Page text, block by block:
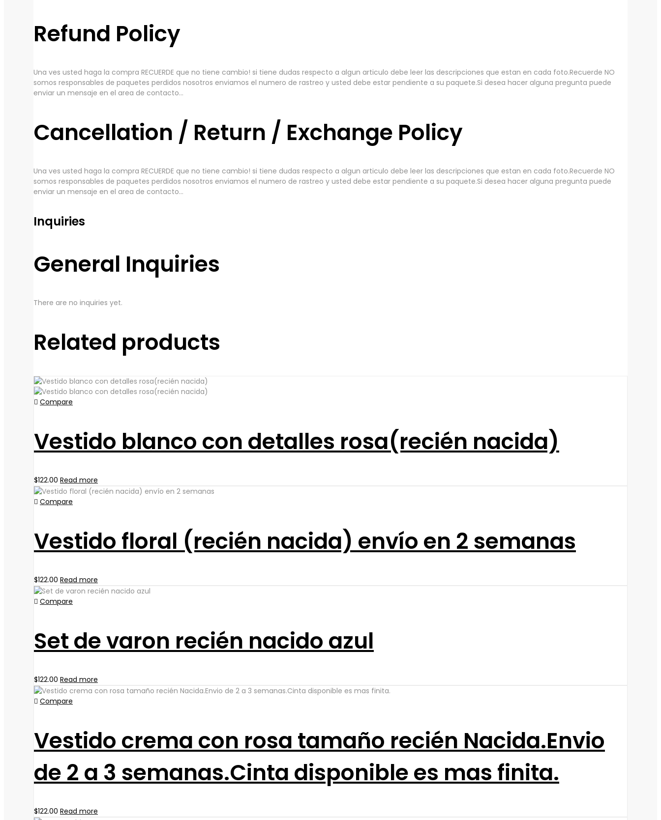
Refund Policy
Una ves usted haga la compra RECUERDE que no tiene cambio! si tiene dudas respecto a algun articulo debe leer las descripciones que estan en cada foto.Recuerde NO
somos responsables de paquetes perdidos nosotros enviamos el numero de rastreo y usted debe estar pendiente a su paquete.Si desea hacer alguna pregunta puede
enviar un mensaje en el area de contacto...
Cancellation / Return / Exchange Policy
Una ves usted haga la compra RECUERDE que no tiene cambio! si tiene dudas respecto a algun articulo debe leer las descripciones que estan en cada foto.Recuerde NO
somos responsables de paquetes perdidos nosotros enviamos el numero de rastreo y usted debe estar pendiente a su paquete.Si desea hacer alguna pregunta puede
enviar un mensaje en el area de contacto...
Inquiries
General Inquiries
There are no inquiries yet.
Related products
Compare
Vestido blanco con detalles rosa(recién nacida)
$122.00 Read more
Compare
Vestido floral (recién nacida) envío en 2 semanas
$122.00 Read more
Compare
Set de varon recién nacido azul
$122.00 Read more
Compare
Vestido crema con rosa tamaño recién Nacida.Envio
de 2 a 3 semanas.Cinta disponible es mas finita.
$122.00 Read more